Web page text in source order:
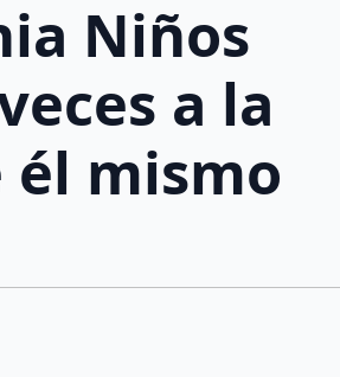
Niños
a la
mismo